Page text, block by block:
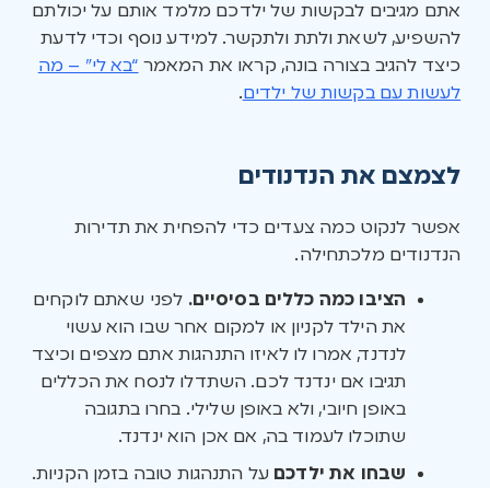
אתם מגיבים לבקשות של ילדכם מלמד אותם על יכולתם
להשפיע, לשאת ולתת ולתקשר. למידע נוסף וכדי לדעת
כיצד להגיב בצורה בונה, קראו את המאמר “בא לי” – מה
לעשות עם בקשות של ילדים.
לצמצם את הנדנודים
אפשר לנקוט כמה צעדים כדי להפחית את תדירות
הנדנודים מלכתחילה.
הציבו כמה כללים בסיסיים. לפני שאתם לוקחים
את הילד לקניון או למקום אחר שבו הוא עשוי
לנדנד, אמרו לו לאיזו התנהגות אתם מצפים וכיצד
תגיבו אם ינדנד לכם. השתדלו לנסח את הכללים
באופן חיובי, ולא באופן שלילי. בחרו בתגובה
שתוכלו לעמוד בה, אם אכן הוא ינדנד.
שבחו את ילדכם על התנהגות טובה בזמן הקניות.